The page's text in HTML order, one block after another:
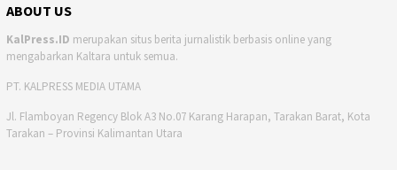
ABOUT US
KalPress.ID merupakan situs berita jurnalistik berbasis online yang
mengabarkan Kaltara untuk semua.
PT. KALPRESS MEDIA UTAMA
Jl. Flamboyan Regency Blok A3 No.07 Karang Harapan, Tarakan Barat, Kota
Tarakan – Provinsi Kalimantan Utara